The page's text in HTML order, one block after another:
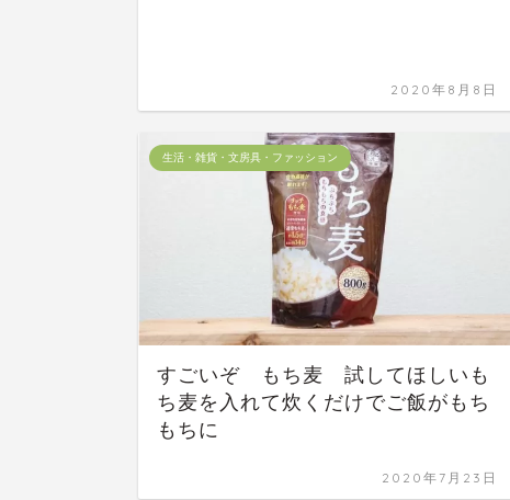
2020年8月8日
生活・雑貨・文房具・ファッション
すごいぞ もち麦 試してほしいも
ち麦を入れて炊くだけでご飯がもち
もちに
2020年7月23日